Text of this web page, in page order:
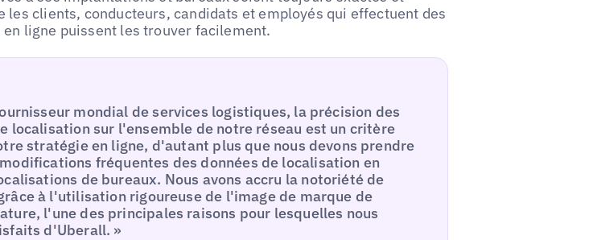
les clients, conducteurs, candidats et employés qui effectuent des
ligne puissent les trouver facilement.
mondial de services logistiques, la précision des
localisation sur l'ensemble de notre réseau est un critère
stratégie en ligne, d'autant plus que nous devons prendre
fréquentes des données de localisation en
de bureaux. Nous avons accru la notoriété de
à l'utilisation rigoureuse de l'image de marque de
l'une des principales raisons pour lesquelles nous
d'Uberall. »